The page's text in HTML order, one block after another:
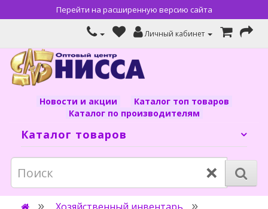
Перейти на расширенную версию сайта
Личный кабинет
Новости и акции
Каталог топ товаров
Каталог по производителям
Каталог товаров
×